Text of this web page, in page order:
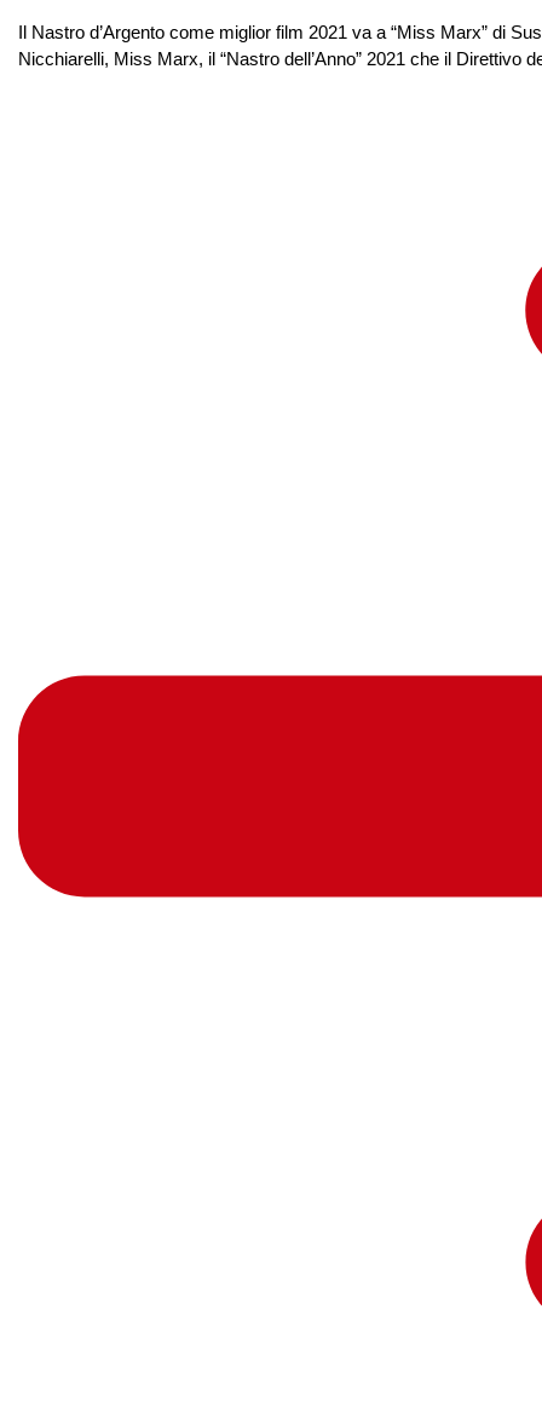
Il Nastro d’Argento come miglior film 2021 va a “Miss Marx” di
Nicchiarelli, Miss Marx, il “Nastro dell’Anno” 2021 che il Direttivo